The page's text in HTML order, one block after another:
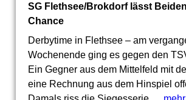
SG Flethsee/Brokdorf lässt
Chance
Derbytime in Flethsee – am
Wochenende ging es gegen den
Ein Gegner aus dem Mittelfeld mit
eine Rechnung aus dem Hinspiel